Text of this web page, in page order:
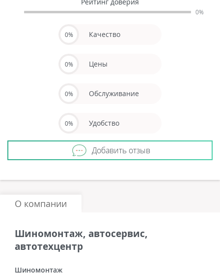
0%
0% Качество
0% Цены
0% Обслуживание
0% Удобство
Добавить отзыв
О компании
Шиномонтаж, автосервис,
автотехцентр
Шиномонтаж